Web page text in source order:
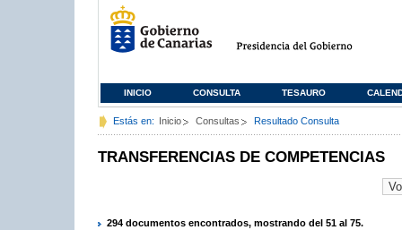
INICIO CONSULTA TESAURO
Estás en: Inicio Consultas Resultado Consulta
TRANSFERENCIAS DE COMPETENCIAS
294 documentos encontrados, mostrando del 51 al 75.